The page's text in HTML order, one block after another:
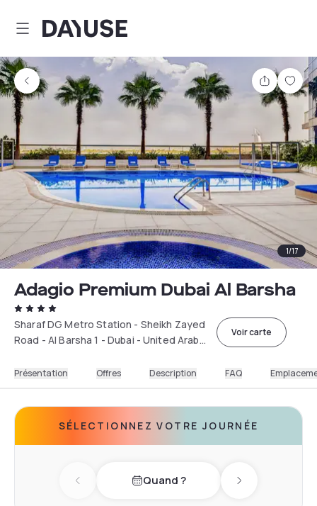
Dayuse
Partager
1/17
Adagio Premium Dubai Al Barsha
Sharaf DG Metro Station - Sheikh Zayed
Road - Al Barsha 1 - Dubai - United Arab
Voir carte
Présentation Offres Description FAQ
SÉLECTIONNEZ VOTRE JOURNÉE
Previous dayQuand ? Next day